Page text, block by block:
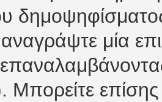
μία
Μπορείτε